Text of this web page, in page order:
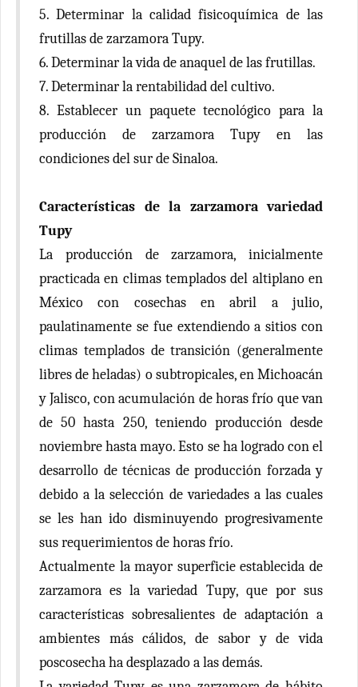
5. Determinar la calidad fisicoquímica de las
frutillas de zarzamora Tupy.
6. Determinar la vida de anaquel de las frutillas.
7. Determinar la rentabilidad del cultivo.
8. Establecer un paquete tecnológico para la
producción de zarzamora Tupy en las
condiciones del sur de Sinaloa.
Características de la zarzamora variedad
Tupy
La producción de zarzamora, inicialmente
practicada en climas templados del altiplano en
México con cosechas en abril a julio,
paulatinamente se fue extendiendo a sitios con
climas templados de transición (generalmente
libres de heladas) o subtropicales, en Michoacán
y Jalisco, con acumulación de horas frío que van
de 50 hasta 250, teniendo producción desde
noviembre hasta mayo. Esto se ha logrado con el
desarrollo de técnicas de producción forzada y
debido a la selección de variedades a las cuales
se les han ido disminuyendo progresivamente
sus requerimientos de horas frío.
Actualmente la mayor superficie establecida de
zarzamora es la variedad Tupy, que por sus
características sobresalientes de adaptación a
ambientes más cálidos, de sabor y de vida
poscosecha ha desplazado a las demás.